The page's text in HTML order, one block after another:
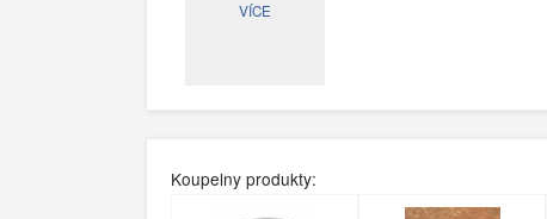
VÍCE
Koupelny produkty: